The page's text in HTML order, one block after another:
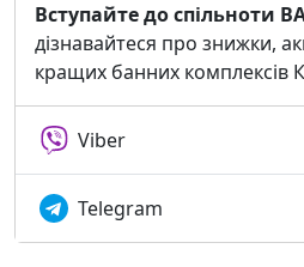
Вступайте до спільноти
дізнавайтеся про знижки,
кращих банних комплексів
Viber
Telegram